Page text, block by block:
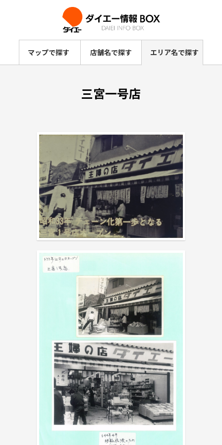
マップで探す 店舗名で探す エリア名で探す
三宮一号店